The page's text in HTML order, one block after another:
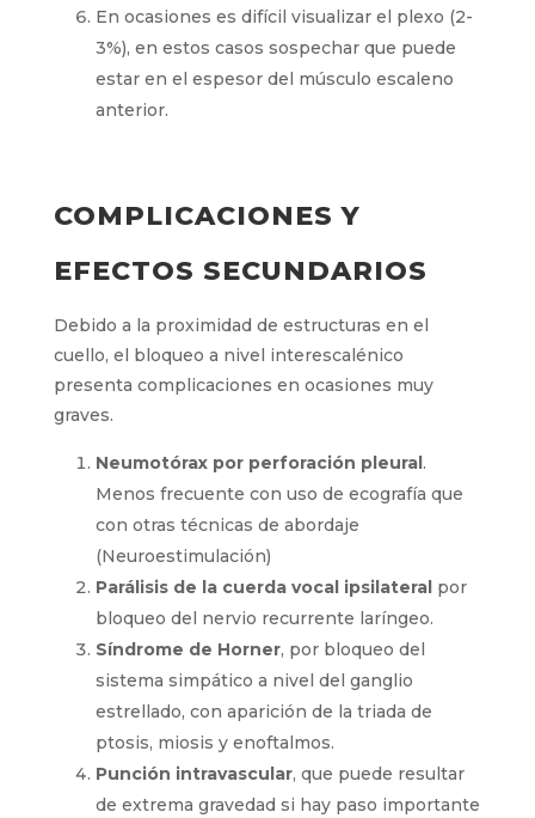
En ocasiones es difícil visualizar el plexo (2-
3%), en estos casos sospechar que puede
estar en el espesor del músculo escaleno
anterior.
COMPLICACIONES Y
EFECTOS SECUNDARIOS
Debido a la proximidad de estructuras en el
cuello, el bloqueo a nivel interescalénico
presenta complicaciones en ocasiones muy
graves.
Neumotórax por perforación pleural.
Menos frecuente con uso de ecografía que
con otras técnicas de abordaje
(Neuroestimulación)
Parálisis de la cuerda vocal ipsilateral por
bloqueo del nervio recurrente laríngeo.
Síndrome de Horner, por bloqueo del
sistema simpático a nivel del ganglio
estrellado, con aparición de la triada de
ptosis, miosis y enoftalmos.
Punción intravascular, que puede resultar
de extrema gravedad si hay paso importante